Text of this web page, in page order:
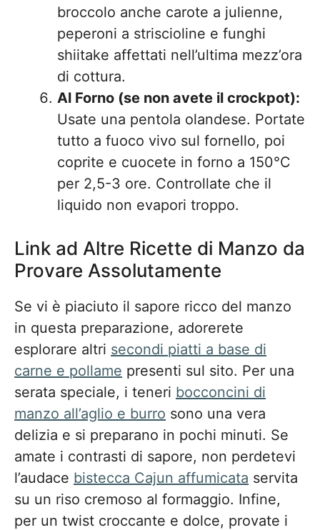
broccolo anche carote a julienne,
peperoni a striscioline e funghi
shiitake affettati nell’ultima mezz’ora
di cottura.
Al Forno (se non avete il crockpot):
Usate una pentola olandese. Portate
tutto a fuoco vivo sul fornello, poi
coprite e cuocete in forno a 150°C
per 2,5-3 ore. Controllate che il
liquido non evapori troppo.
Link ad Altre Ricette di Manzo da
Provare Assolutamente
Se vi è piaciuto il sapore ricco del manzo
in questa preparazione, adorerete
esplorare altri secondi piatti a base di
carne e pollame presenti sul sito. Per una
serata speciale, i teneri bocconcini di
manzo all’aglio e burro sono una vera
delizia e si preparano in pochi minuti. Se
amate i contrasti di sapore, non perdetevi
l’audace bistecca Cajun affumicata servita
su un riso cremoso al formaggio. Infine,
per un twist croccante e dolce, provate i